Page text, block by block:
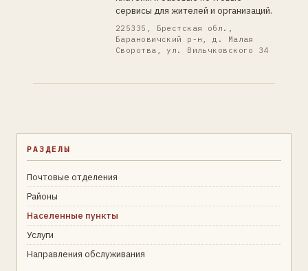
сервисы для жителей и организаций.
225335, Брестская обл.,
Барановичский р-н, д. Малая
Своротва, ул. Вильчковского 34
РАЗДЕЛЫ
Почтовые отделения
Районы
Населенные пункты
Услуги
Направления обслуживания